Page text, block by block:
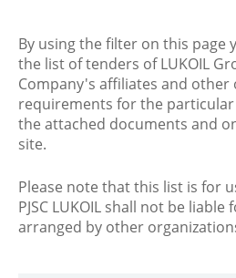
By using the filter on this page
the list of tenders of LUKOIL
Company's affiliates and other
requirements for the
the attached documents and
site.
Please note that this list is for
PJSC LUKOIL shall not be
arranged by other